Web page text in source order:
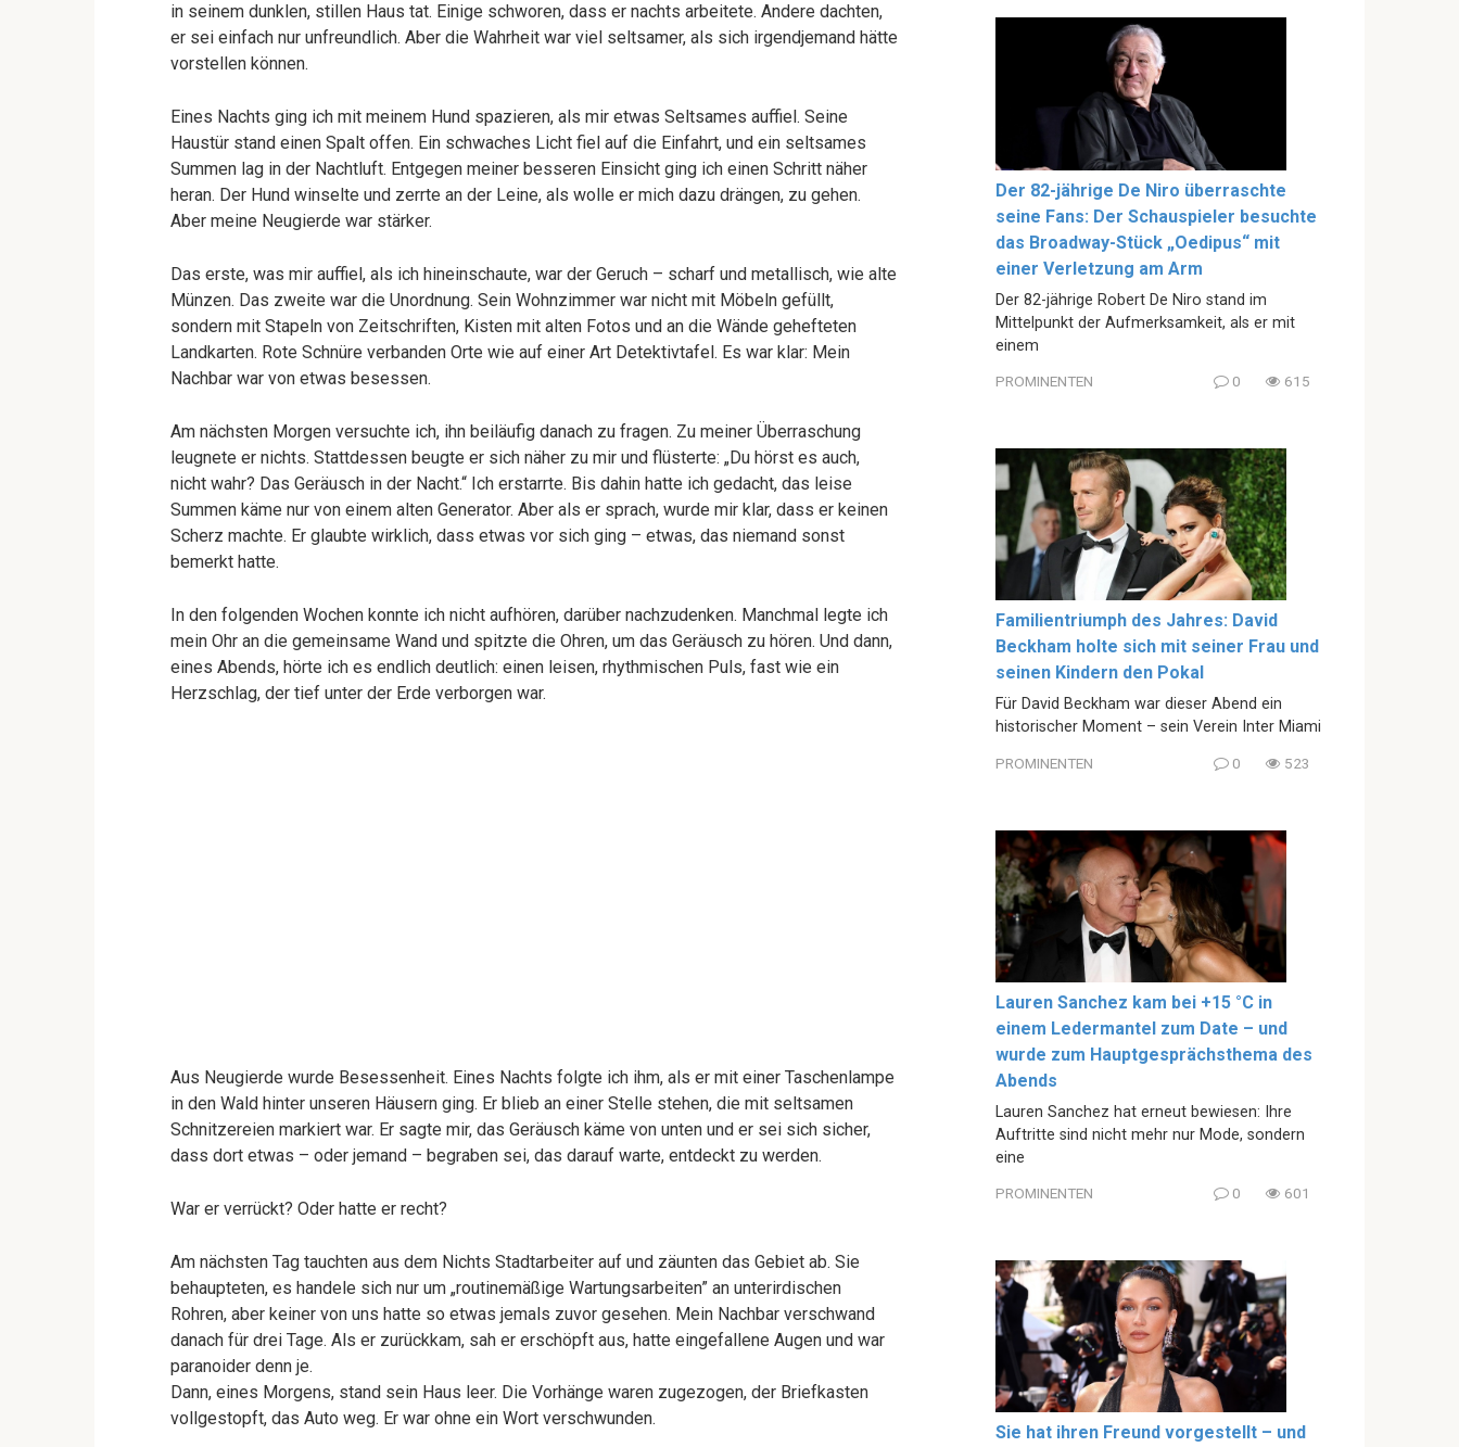
in seinem dunklen, stillen Haus tat. Einige schworen, dass er nachts arbeitete. Andere dachten,
er sei einfach nur unfreundlich. Aber die Wahrheit war viel seltsamer, als sich irgendjemand hätte
vorstellen können.
Eines Nachts ging ich mit meinem Hund spazieren, als mir etwas Seltsames auffiel. Seine
Haustür stand einen Spalt offen. Ein schwaches Licht fiel auf die Einfahrt, und ein seltsames
Summen lag in der Nachtluft. Entgegen meiner besseren Einsicht ging ich einen Schritt näher
heran. Der Hund winselte und zerrte an der Leine, als wolle er mich dazu drängen, zu gehen.
Aber meine Neugierde war stärker.
Das erste, was mir auffiel, als ich hineinschaute, war der Geruch – scharf und metallisch, wie alte
Münzen. Das zweite war die Unordnung. Sein Wohnzimmer war nicht mit Möbeln gefüllt,
sondern mit Stapeln von Zeitschriften, Kisten mit alten Fotos und an die Wände gehefteten
Landkarten. Rote Schnüre verbanden Orte wie auf einer Art Detektivtafel. Es war klar: Mein
Nachbar war von etwas besessen.
Am nächsten Morgen versuchte ich, ihn beiläufig danach zu fragen. Zu meiner Überraschung
leugnete er nichts. Stattdessen beugte er sich näher zu mir und flüsterte: „Du hörst es auch,
nicht wahr? Das Geräusch in der Nacht.“ Ich erstarrte. Bis dahin hatte ich gedacht, das leise
Summen käme nur von einem alten Generator. Aber als er sprach, wurde mir klar, dass er keinen
Scherz machte. Er glaubte wirklich, dass etwas vor sich ging – etwas, das niemand sonst
bemerkt hatte.
In den folgenden Wochen konnte ich nicht aufhören, darüber nachzudenken. Manchmal legte ich
mein Ohr an die gemeinsame Wand und spitzte die Ohren, um das Geräusch zu hören. Und dann,
eines Abends, hörte ich es endlich deutlich: einen leisen, rhythmischen Puls, fast wie ein
Herzschlag, der tief unter der Erde verborgen war.
Aus Neugierde wurde Besessenheit. Eines Nachts folgte ich ihm, als er mit einer Taschenlampe
in den Wald hinter unseren Häusern ging. Er blieb an einer Stelle stehen, die mit seltsamen
Schnitzereien markiert war. Er sagte mir, das Geräusch käme von unten und er sei sich sicher,
dass dort etwas – oder jemand – begraben sei, das darauf warte, entdeckt zu werden.
War er verrückt? Oder hatte er recht?
Am nächsten Tag tauchten aus dem Nichts Stadtarbeiter auf und zäunten das Gebiet ab. Sie
behaupteten, es handele sich nur um „routinemäßige Wartungsarbeiten” an unterirdischen
Rohren, aber keiner von uns hatte so etwas jemals zuvor gesehen. Mein Nachbar verschwand
danach für drei Tage. Als er zurückkam, sah er erschöpft aus, hatte eingefallene Augen und war
paranoider denn je.
Dann, eines Morgens, stand sein Haus leer. Die Vorhänge waren zugezogen, der Briefkasten
vollgestopft, das Auto weg. Er war ohne ein Wort verschwunden.
Der 82-jährige De Niro überraschte
seine Fans: Der Schauspieler besuchte
das Broadway-Stück „Oedipus“ mit
einer Verletzung am Arm
Der 82-jährige Robert De Niro stand im
Mittelpunkt der Aufmerksamkeit, als er mit
einem
PROMINENTEN 0 615
Familientriumph des Jahres: David
Beckham holte sich mit seiner Frau und
seinen Kindern den Pokal
Für David Beckham war dieser Abend ein
historischer Moment – sein Verein Inter Miami
PROMINENTEN 0 523
Lauren Sanchez kam bei +15 °C in
einem Ledermantel zum Date – und
wurde zum Hauptgesprächsthema des
Abends
Lauren Sanchez hat erneut bewiesen: Ihre
Auftritte sind nicht mehr nur Mode, sondern
eine
PROMINENTEN 0 601
Sie hat ihren Freund vorgestellt – und